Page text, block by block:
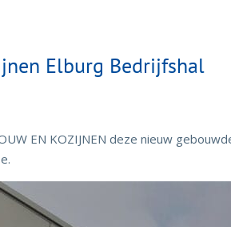
Elburg Bedrijfshal
EN KOZIJNEN deze nieuw